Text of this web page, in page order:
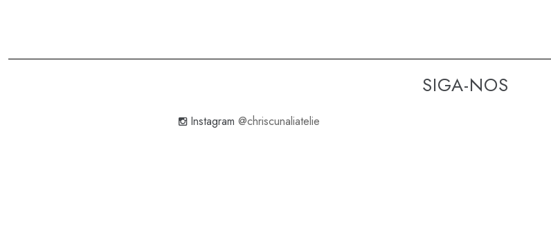
SIGA-NOS
Instagram @chriscunaliatelie